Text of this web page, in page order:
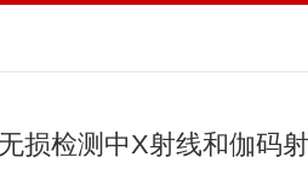
无损检测中X射线和伽码